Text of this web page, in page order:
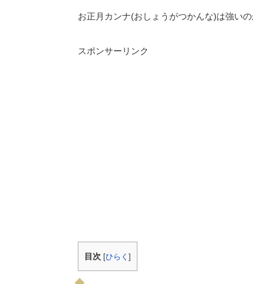
お正月カンナ(おしょうがつかんな)は強い
スポンサーリンク
目次 [ひらく ]